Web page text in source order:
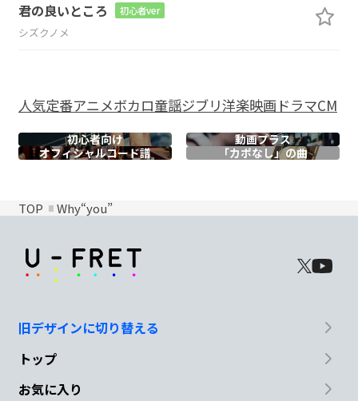
君の良いところ 初心者ver
シズクノメ
人気定番アニメボカロ童謡ジブリ洋楽映画ドラマCM
初心者向け
動画プラス
オフィシャルコード譜 「カポなし」の曲
TOP Why“you”
旧デザインに切り替える
トップ
お気に入り